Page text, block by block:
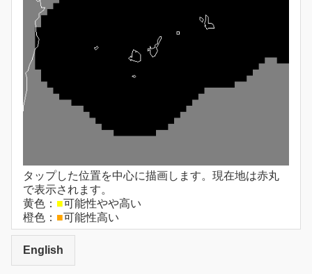
タップした位置を中心に描画します。現在地は赤丸
で表示されます。
黄色： ■可能性やや高い
橙色： ■可能性高い
English